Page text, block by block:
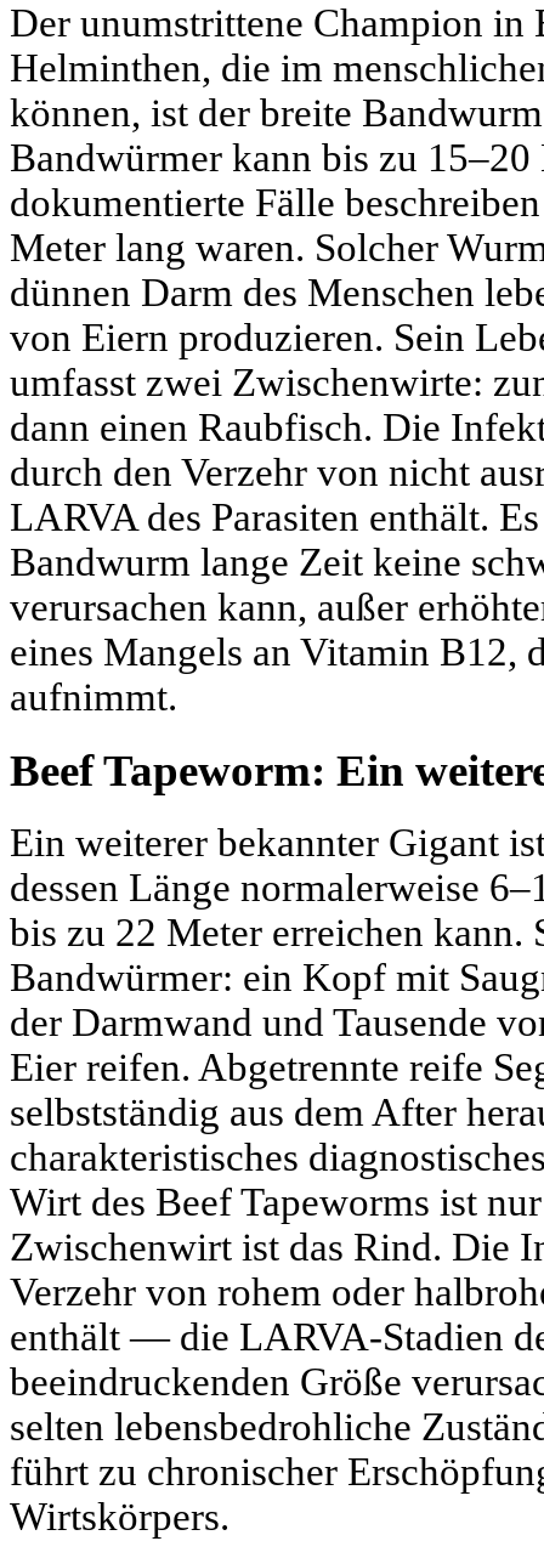
Der unumstrittene Champion in
Helminthen, die im
können, ist der breite
Bandwürmer kann bis zu
dokumentierte Fälle
Meter lang waren. Solcher
dünnen Darm des Menschen
von Eiern produzieren. Sein
umfasst zwei Zwischenwirte:
dann einen Raubfisch. Die
durch den Verzehr von nicht
LARVA des Parasiten enthält.
Bandwurm lange Zeit keine
verursachen kann, außer
eines Mangels an Vitamin B12,
aufnimmt.
Beef Tapeworm: Ein
Ein weiterer bekannter Gigant
dessen Länge normalerweise
bis zu 22 Meter erreichen
Bandwürmer: ein Kopf mit
der Darmwand und Tausende
Eier reifen. Abgetrennte reife
selbstständig aus dem After
charakteristisches
Wirt des Beef Tapeworms ist
Zwischenwirt ist das Rind. Die
Verzehr von rohem oder
enthält — die LARVA-Stadien
beeindruckenden Größe
selten lebensbedrohliche
führt zu chronischer
Wirtskörpers.